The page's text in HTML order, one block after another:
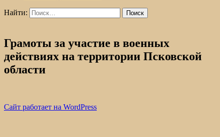
Найти:
Грамоты за участие в военных
действиях на территории Псковской
области
Сайт работает на WordPress